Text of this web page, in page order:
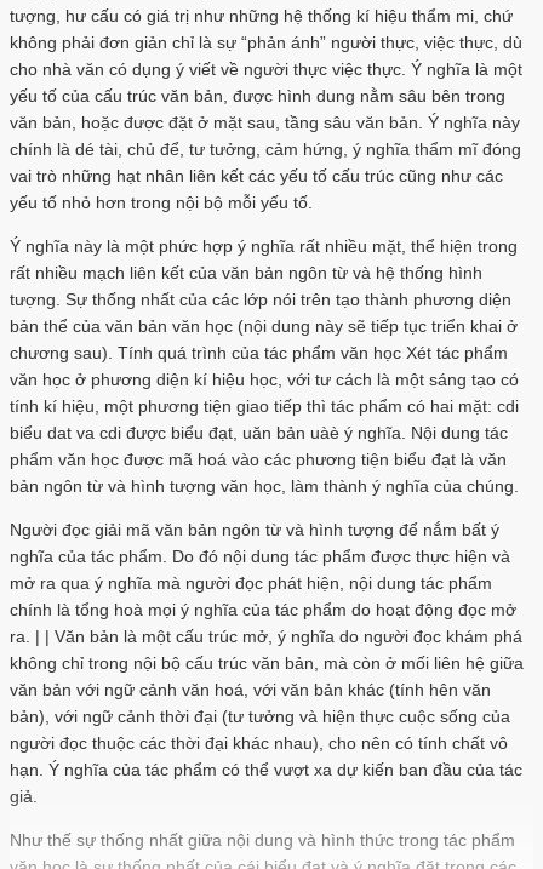
tượng, hư cấu có giá trị như những hệ thống kí hiệu thẩm mi, chứ
không phải đơn giản chỉ là sự “phản ánh” người thực, việc thực, dù
cho nhà văn có dụng ý viết về người thực việc thực. Ý nghĩa là một
yếu tố của cấu trúc văn bản, được hình dung nằm sâu bên trong
văn bản, hoặc được đặt ở mặt sau, tầng sâu văn bản. Ý nghĩa này
chính là dé tài, chủ để, tư tưởng, cảm hứng, ý nghĩa thẩm mĩ đóng
vai trò những hạt nhân liên kết các yếu tố cấu trúc cũng như các
yếu tố nhỏ hơn trong nội bộ mỗi yếu tố.
Ý nghĩa này là một phức hợp ý nghĩa rất nhiều mặt, thể hiện trong
rất nhiều mạch liên kết của văn bản ngôn từ và hệ thống hình
tượng. Sự thống nhất của các lớp nói trên tạo thành phương diện
bản thể của văn bản văn học (nội dung này sẽ tiếp tục triển khai ở
chương sau). Tính quá trình của tác phẩm văn học Xét tác phẩm
văn học ở phương diện kí hiệu học, với tư cách là một sáng tạo có
tính kí hiệu, một phương tiện giao tiếp thì tác phẩm có hai mặt: cdi
biểu dat va cdi được biểu đạt, uăn bản uàè ý nghĩa. Nội dung tác
phẩm văn học được mã hoá vào các phương tiện biểu đạt là văn
bản ngôn từ và hình tượng văn học, làm thành ý nghĩa của chúng.
Người đọc giải mã văn bản ngôn từ và hình tượng để nắm bất ý
nghĩa của tác phẩm. Do đó nội dung tác phẩm được thực hiện và
mở ra qua ý nghĩa mà người đọc phát hiện, nội dung tác phẩm
chính là tổng hoà mọi ý nghĩa của tác phẩm do hoạt động đọc mở
ra. | | Văn bản là một cấu trúc mở, ý nghĩa do người đọc khám phá
không chỉ trong nội bộ cấu trúc văn bản, mà còn ở mối liên hệ giữa
văn bản với ngữ cảnh văn hoá, với văn bản khác (tính hên văn
bản), với ngữ cảnh thời đại (tư tưởng và hiện thực cuộc sống của
người đọc thuộc các thời đại khác nhau), cho nên có tính chất vô
hạn. Ý nghĩa của tác phẩm có thể vượt xa dự kiến ban đầu của tác
giả.
Như thế sự thống nhất giữa nội dung và hình thức trong tác phẩm